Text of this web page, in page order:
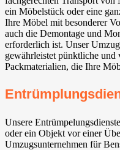
ein Möbelstück oder eine
Ihre Möbel mit besonderer
auch die Demontage und
erforderlich ist. Unser
gewährleistet pünktliche und
Packmaterialien, die Ihre
Unsere
oder ein Objekt vor einer
Umzugsunternehmen für